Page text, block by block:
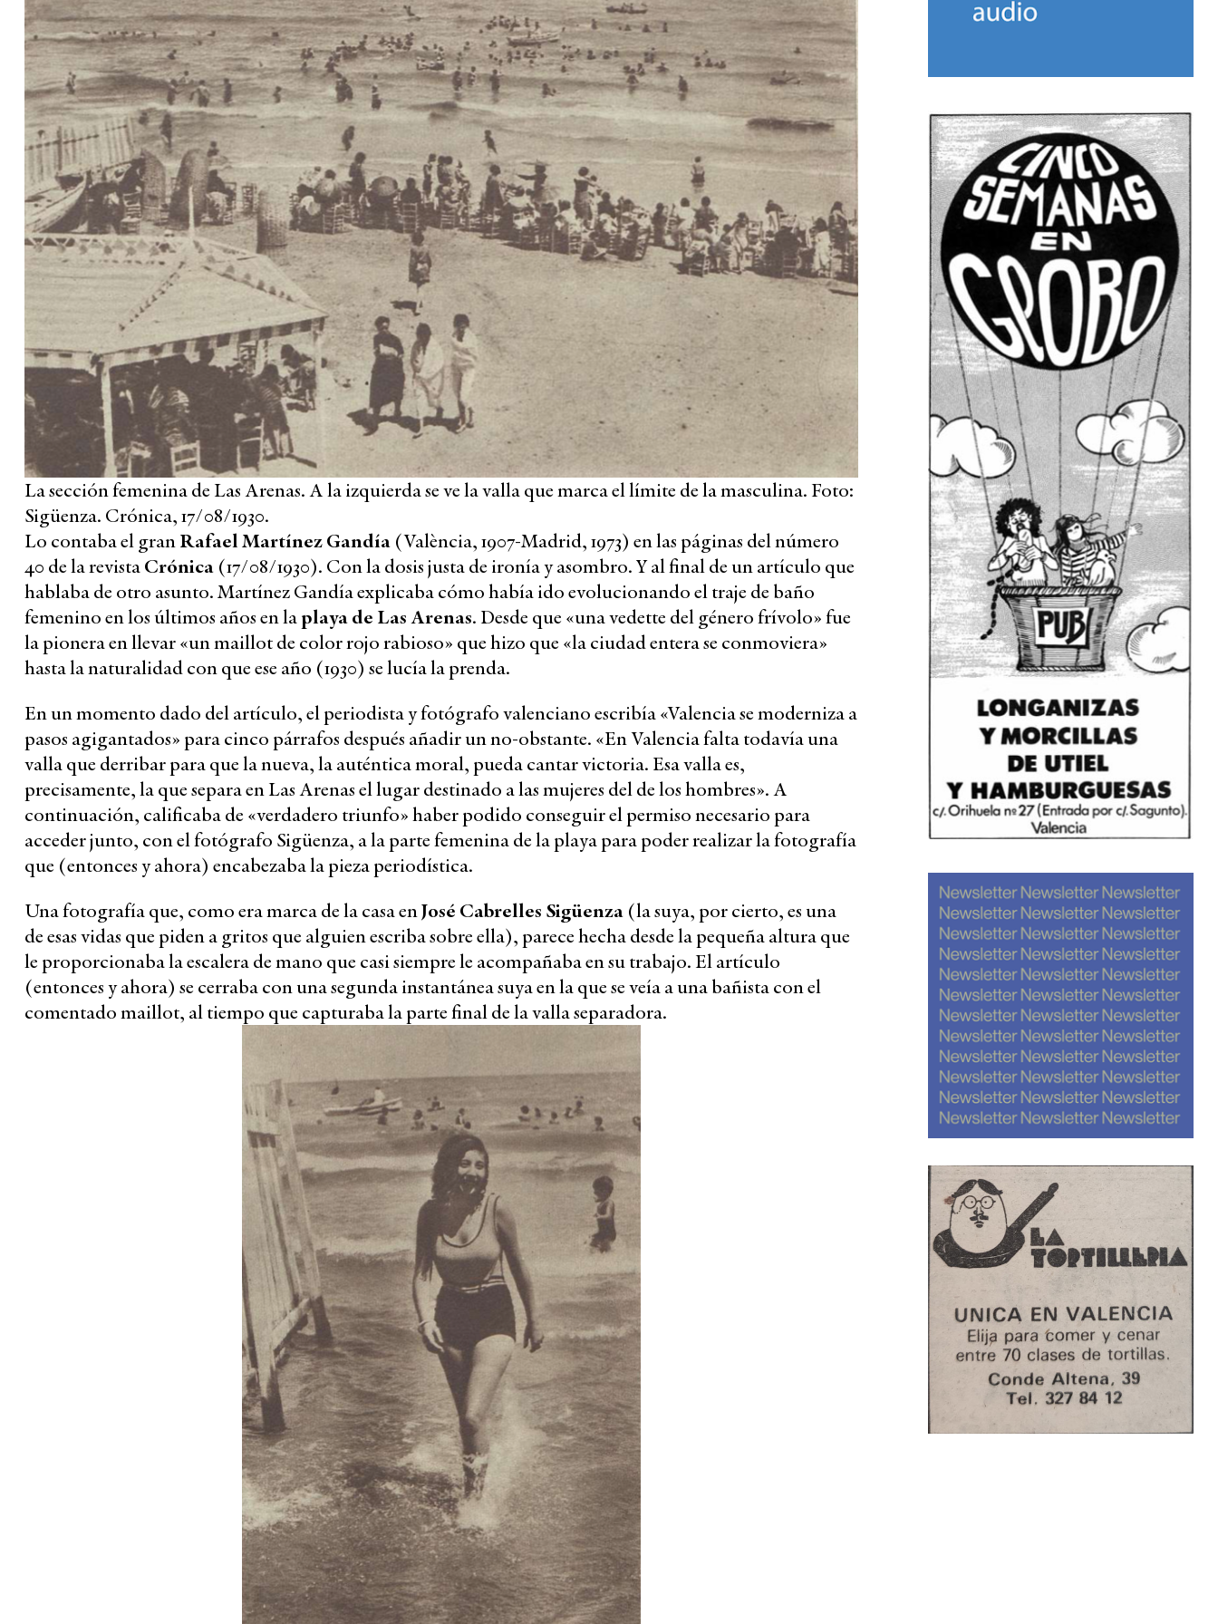
La sección femenina de Las Arenas. A la izquierda se ve la valla que marca el límite de la masculina. Foto:
Sigüenza. Crónica, 17/08/1930.
Lo contaba el granRafael Martínez Gandía (València, 1907-Madrid, 1973) en las páginas del número
40 de la revistaCrónica (17/08/1930). Con la dosis justa de ironía y asombro. Y al final de un artículo que
hablaba de otro asunto. Martínez Gandía explicaba cómo había ido evolucionando el traje de baño
femenino en los últimos años en laplaya de Las Arenas. Desde que «una vedette del género frívolo» fue
la pionera en llevar «un maillot de color rojo rabioso» que hizo que «la ciudad entera se conmoviera»
hasta la naturalidad con que ese año (1930) se lucía la prenda.
En un momento dado del artículo, el periodista y fotógrafo valenciano escribía «Valencia se moderniza a
pasos agigantados» para cinco párrafos después añadir un no-obstante. «En Valencia falta todavía una
valla que derribar para que la nueva, la auténtica moral, pueda cantar victoria. Esa valla es,
precisamente, la que separa en Las Arenas el lugar destinado a las mujeres del de los hombres». A
continuación, calificaba de «verdadero triunfo» haber podido conseguir el permiso necesario para
acceder junto, con el fotógrafo Sigüenza, a la parte femenina de la playa para poder realizar la fotografía
que (entonces y ahora) encabezaba la pieza periodística.
Una fotografía que, como era marca de la casa enJosé Cabrelles Sigüenza (la suya, por cierto, es una
de esas vidas que piden a gritos que alguien escriba sobre ella), parece hecha desde la pequeña altura que
le proporcionaba la escalera de mano que casi siempre le acompañaba en su trabajo. El artículo
(entonces y ahora) se cerraba con una segunda instantánea suya en la que se veía a una bañista con el
comentado maillot, al tiempo que capturaba la parte final de la valla separadora.